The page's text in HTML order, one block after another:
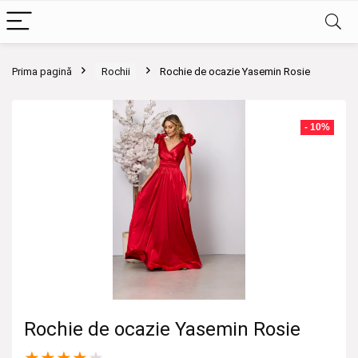
Prima pagină Rochii Rochie de ocazie Yasemin Rosie
- 10%
Rochie de ocazie Yasemin Rosie